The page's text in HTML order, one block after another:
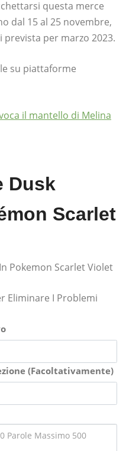
questa merce
dal 15 al 25 novembre,
per marzo 2023.
su piattaforme
il mantello di Melina
Dusk
Scarlet
Pokemon Scarlet Violet
Eliminare I Problemi
(Facoltativamente)